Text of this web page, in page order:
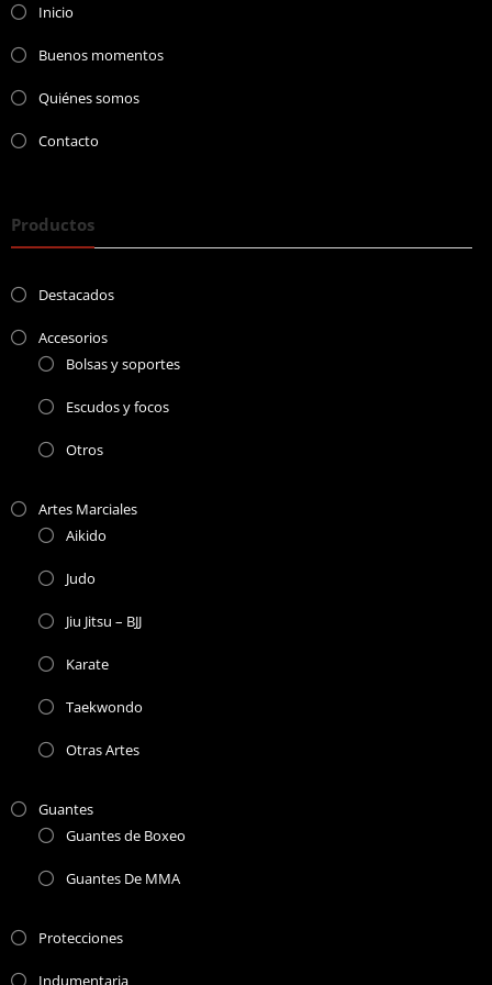
Inicio
Buenos momentos
Quiénes somos
Contacto
Productos
Destacados
Accesorios
Bolsas y soportes
Escudos y focos
Otros
Artes Marciales
Aikido
Judo
Jiu Jitsu – BJJ
Karate
Taekwondo
Otras Artes
Guantes
Guantes de Boxeo
Guantes De MMA
Protecciones
Indumentaria